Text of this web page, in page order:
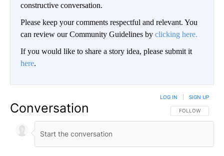
constructive conversation.
Please keep your comments respectful and relevant. You
can review our Community Guidelines by clicking here.
If you would like to share a story idea, please submit it
here.
Conversation FOLLOW THIS
FOLLOW
LOG IN SIGN UP